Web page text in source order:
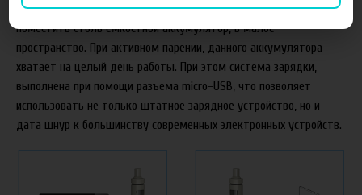
очень больших размерах, создатели «joye eGo AIO» смогли
поместить столь емкостной аккумулятор, в малое
пространство. При активном парении, данного аккумулятора
хватает на целый день работы. При этом система зарядки,
выполнена при помощи разъема micro-USB, что позволяет
использовать не только штатное зарядное устройство, но и
дата шнур к большинству современных электронных устройств.